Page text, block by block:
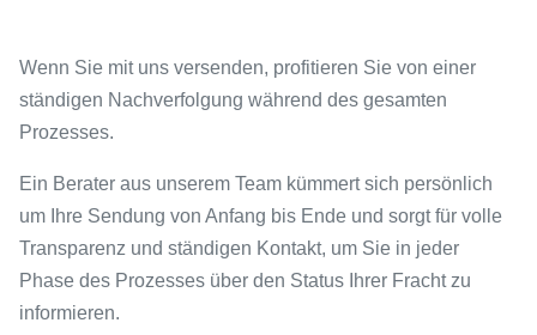
Wenn Sie mit uns versenden, profitieren Sie von einer
ständigen Nachverfolgung während des gesamten
Prozesses.
Ein Berater aus unserem Team kümmert sich persönlich
um Ihre Sendung von Anfang bis Ende und sorgt für volle
Transparenz und ständigen Kontakt, um Sie in jeder
Phase des Prozesses über den Status Ihrer Fracht zu
informieren.